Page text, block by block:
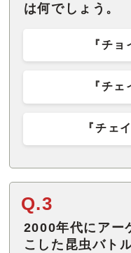
は何でしょう。
『チ
『チ
『チェ
Q.3
2000年代にアー
こした昆虫バト